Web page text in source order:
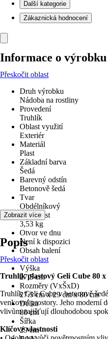
Další kategorie
Zákaznická hodnocení
Informace o výrobku
Přeskočit oblast
Druh výrobku
Nádoba na rostliny
Provedení
Truhlík
Oblast využití
Exteriér
Materiál
Plast
Základní barva
Šedá
Barevný odstín
Betonově šedá
Tvar
Obdélníkový
Hmotnost
3,53 kg
Otvor ve dnu
Není k dispozici
Obsah balení
-
Výška
27,5 cm
Rozměry (VxŠxD)
27.5 cm x 29 cm x 80 cm
Délka
80 cm
Šířka
29 cm
Zobrazit více
Popis
Přeskočit oblast
Truhlík plastový Geli Cube 80 x
Truhlík Geli Cube v betonově
venkovní prostory. Jeho moderní
vlivům zajišťují dlouhodobou
Klíčové vlastnosti